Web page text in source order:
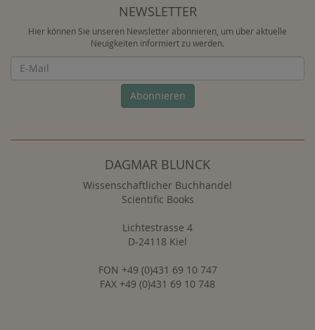
NEWSLETTER
Hier können Sie unseren Newsletter abonnieren, um über aktuelle
Neuigkeiten informiert zu werden.
Abonnieren
DAGMAR BLUNCK
Wissenschaftlicher Buchhandel
Scientific Books
Lichtestrasse 4
D-24118 Kiel
FON +49 (0)431 69 10 747
FAX +49 (0)431 69 10 748